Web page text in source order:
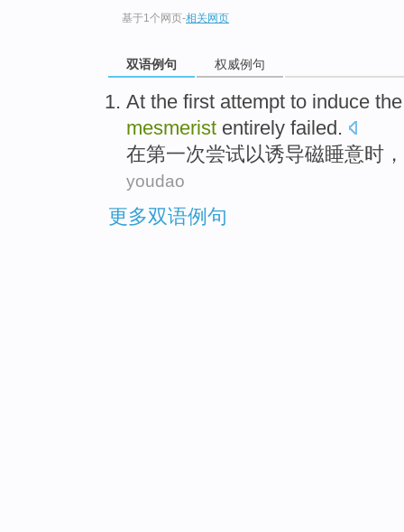
基于1个网页-相关网页
双语例句 权威例句
At the first attempt to induce the
mesmerist entirely failed .
在第一次尝试以诱导磁睡意时 ，
youdao
更多双语例句